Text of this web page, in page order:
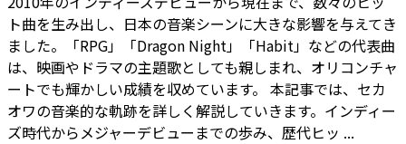
ト曲を生み出し、日本の音楽シーンに大きな影響を与えてき
ました。「RPG」「Dragon Night」「Habit」などの代表曲
は、映画やドラマの主題歌としても親しまれ、オリコンチャ
ートでも輝かしい成績を収めています。 本記事では、セカ
オワの音楽的な軌跡を詳しく解説していきます。インディー
ズ時代からメジャーデビューまでの歩み、歴代ヒッ ...